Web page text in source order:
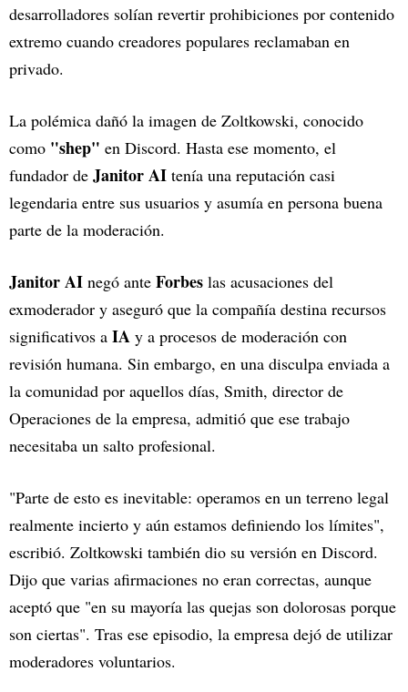
desarrolladores solían revertir prohibiciones por contenido
extremo cuando creadores populares reclamaban en
privado.
La polémica dañó la imagen de Zoltkowski, conocido
como "shep" en Discord. Hasta ese momento, el
fundador de Janitor AI tenía una reputación casi
legendaria entre sus usuarios y asumía en persona buena
parte de la moderación.
Janitor AI negó ante Forbes las acusaciones del
exmoderador y aseguró que la compañía destina recursos
significativos a IA y a procesos de moderación con
revisión humana. Sin embargo, en una disculpa enviada a
la comunidad por aquellos días, Smith, director de
Operaciones de la empresa, admitió que ese trabajo
necesitaba un salto profesional.
"Parte de esto es inevitable: operamos en un terreno legal
realmente incierto y aún estamos definiendo los límites",
escribió. Zoltkowski también dio su versión en Discord.
Dijo que varias afirmaciones no eran correctas, aunque
aceptó que "en su mayoría las quejas son dolorosas porque
son ciertas". Tras ese episodio, la empresa dejó de utilizar
moderadores voluntarios.